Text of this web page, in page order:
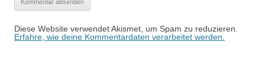
Diese Website verwendet Akismet, um Spam zu reduzieren.
Erfahre, wie deine Kommentardaten verarbeitet werden.